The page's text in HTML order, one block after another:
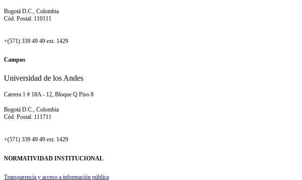
Bogotá D.C., Colombia
Cód. Postal: 110111
+(571) 339 49 49 ext. 1429
Campus
Universidad de los Andes
Carrera 1 # 18A - 12, Bloque Q Piso 8
Bogotá D.C., Colombia
Cód. Postal: 111711
+(571) 339 49 49 ext. 1429
NORMATIVIDAD INSTITUCIONAL
Transparencia y acceso a información pública